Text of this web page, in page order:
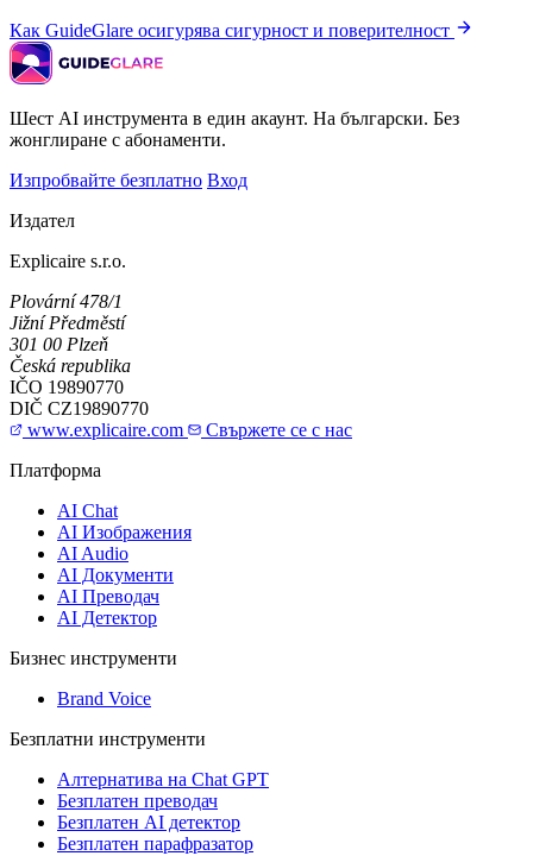
Как GuideGlare осигурява сигурност и поверителност
Шест AI инструмента в един акаунт. На български. Без
жонглиране с абонаменти.
Изпробвайте безплатно Вход
Издател
Explicaire s.r.o.
Plovární 478/1
Jižní Předměstí
301 00 Plzeň
Česká republika
IČO 19890770
DIČ CZ19890770
www.explicaire.com
Свържете се с нас
Платформа
AI Chat
AI Изображения
AI Audio
AI Документи
AI Преводач
AI Детектор
Бизнес инструменти
Brand Voice
Безплатни инструменти
Алтернатива на Chat GPT
Безплатен преводач
Безплатен AI детектор
Безплатен парафразатор